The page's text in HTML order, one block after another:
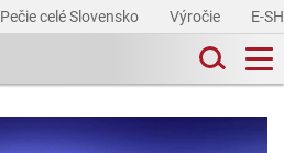
Pečie celé Slovensko Výročie E-